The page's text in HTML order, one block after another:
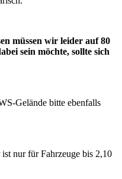
müssen wir leider auf 80
sein möchte, sollte sich
Gelände bitte ebenfalls
nur für Fahrzeuge bis 2,10